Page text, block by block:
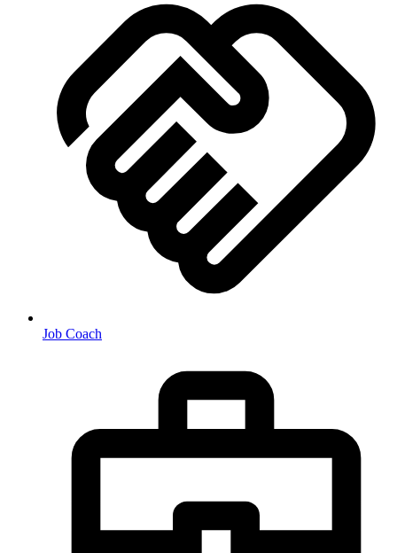
Job Coach